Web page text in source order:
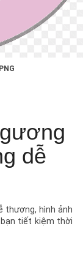
PNG
dễ
thương, hình ảnh
tiết kiệm thời